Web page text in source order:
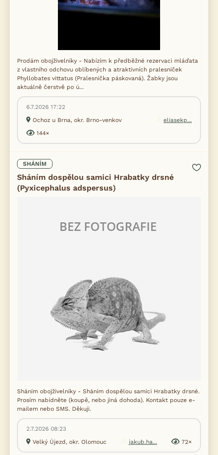
Prodám obojživelníky - Nabízím k předběžné rezervaci mláďata
z vlastního odchovu oblíbených a atraktivních pralesniček
Phyllobates vittatus (Pralesnička páskovaná). Žabky jsou
aktuálně čerstvě po ú...
6.7.2026 17:22
Ochoz u Brna, okr. Brno-venkov
eliasekp...
144×
SHÁNÍM
Sháním dospělou samici Hrabatky drsné
(Pyxicephalus adspersus)
Sháním obojživelníky - Sháním dospělou samici Hrabatky drsné.
Prosím nabídněte (koupě, nebo jiná dohoda). Kontakt pouze e-
mailem nebo SMS. Děkuji.
2.7.2026 08:23
Velký Újezd, okr. Olomouc
jakub.ha... 72×